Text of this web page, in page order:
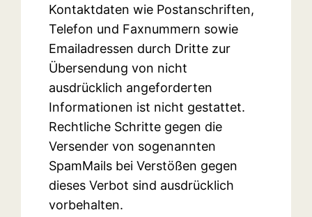
Kontaktdaten wie Postanschriften,
Telefon und Faxnummern sowie
Emailadressen durch Dritte zur
Übersendung von nicht
ausdrücklich angeforderten
Informationen ist nicht gestattet.
Rechtliche Schritte gegen die
Versender von sogenannten
SpamMails bei Verstößen gegen
dieses Verbot sind ausdrücklich
vorbehalten.